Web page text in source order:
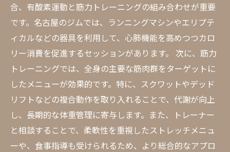
合、有酸素運動と筋力トレーニングの組み合わせが重要
です。名古屋のジムでは、ランニングマシンやエリプテ
ィカルなどの器具を利用して、心肺機能を高めつつカロ
リー消費を促進するセッションがあります。 次に、筋力
トレーニングでは、全身の主要な筋肉群をターゲットに
したメニューが効果的です。特に、スクワットやデッド
リフトなどの複合動作を取り入れることで、代謝が向上
し、長期的な体重管理に寄与します。また、トレーナー
と相談することで、柔軟性を重視したストレッチメニュ
ーや、食事指導も受けられるため、より総合的なアプロ